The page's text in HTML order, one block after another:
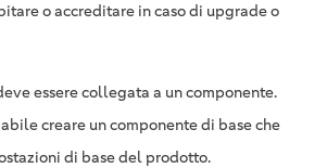
o accreditare in caso di upgrade o
essere collegata a un componente.
creare un componente di base che
di base del prodotto.